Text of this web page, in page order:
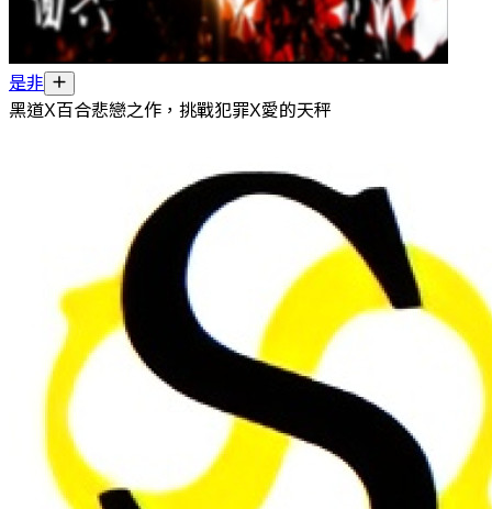
是非
黑道X百合悲戀之作，挑戰犯罪X愛的天秤